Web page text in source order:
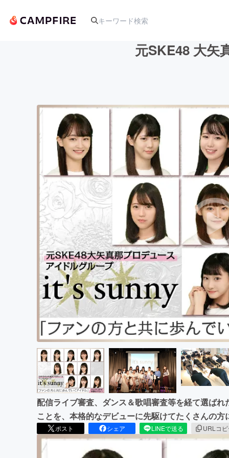
アート・写真
テクノロジー・ガジェット
映像・映画
ビジネス・起業
まちづくり・地域活性化
元SKE48 大矢
配信ライブ審査、ダンス＆歌唱審査等を経て選ば
ことを、本格的なデビューに先駆けてたくさんの
ポスト シェア LINEで送る URLコ